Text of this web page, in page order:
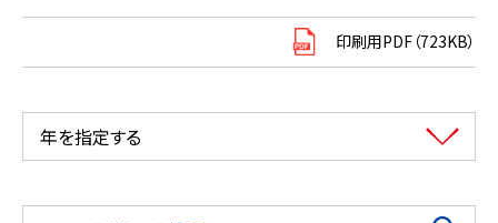
印刷用PDF（723KB）
年を指定する